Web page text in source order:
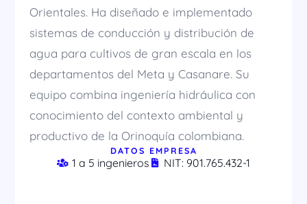
Orientales. Ha diseñado e implementado
sistemas de conducción y distribución de
agua para cultivos de gran escala en los
departamentos del Meta y Casanare. Su
equipo combina ingeniería hidráulica con
conocimiento del contexto ambiental y
productivo de la Orinoquía colombiana.
DATOS EMPRESA
1 a 5 ingenieros NIT: 901.765.432-1